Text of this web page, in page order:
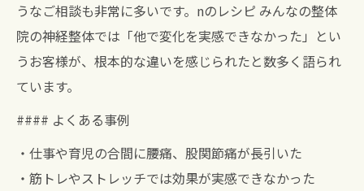
うなご相談も非常に多いです。nのレシピ みんなの整体
院の神経整体では「他で変化を実感できなかった」とい
うお客様が、根本的な違いを感じられたと数多く語られ
ています。
#### よくある事例
・仕事や育児の合間に腰痛、股関節痛が長引いた
・筋トレやストレッチでは効果が実感できなかった